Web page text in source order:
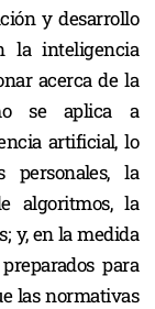
y desarrollo
la inteligencia
acerca de la
se aplica a
artificial, lo
la
algoritmos, la
y, en la medida
para
las normativas